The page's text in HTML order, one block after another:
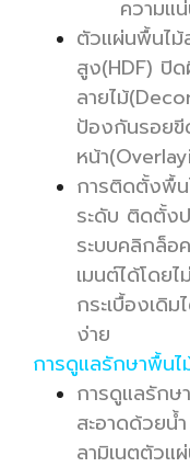
ความแ
ตัวแผ่นพื้นไม้
สูง(HDF) ปิด
ลายไม้
ป้องกันรอยขี
หน้า
การติดตั้งพื้น
ระดับ ติดตั้ง
ระบบคลิกล็
เมนต์ได้โดย
กระเบื้องเดิ
ง่าย
การดูแลรักษาพื้นไ
การดูแลรักษ
สะอาดด้วยน้
ลามิเนตตัวแ